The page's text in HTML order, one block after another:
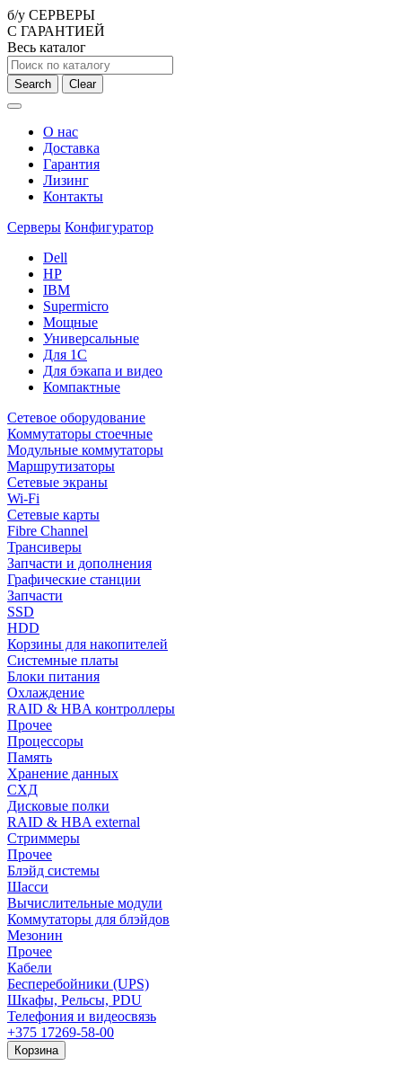
б/у СЕРВЕРЫ
С ГАРАНТИЕЙ
Весь каталог
Search Clear
О нас
Доставка
Гарантия
Лизинг
Контакты
Серверы Конфигуратор
Dell
HP
IBM
Supermicro
Мощные
Универсальные
Для 1С
Для бэкапа и видео
Компактные
Сетевое оборудование
Коммутаторы стоечные
Модульные коммутаторы
Маршрутизаторы
Сетевые экраны
Wi-Fi
Сетевые карты
Fibre Channel
Трансиверы
Запчасти и дополнения
Графические станции
Запчасти
SSD
HDD
Корзины для накопителей
Системные платы
Блоки питания
Охлаждение
RAID & HBA контроллеры
Прочее
Процессоры
Память
Хранение данных
СХД
Дисковые полки
RAID & HBA external
Стриммеры
Прочее
Блэйд системы
Шасси
Вычислительные модули
Коммутаторы для блэйдов
Мезонин
Прочее
Кабели
Бесперебойники (UPS)
Шкафы, Рельсы, PDU
Телефония и видеосвязь
+375 17269-58-00
Корзина